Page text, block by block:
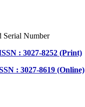
Serial Number
: 3027-8252 (Print)
: 3027-8619 (Online)